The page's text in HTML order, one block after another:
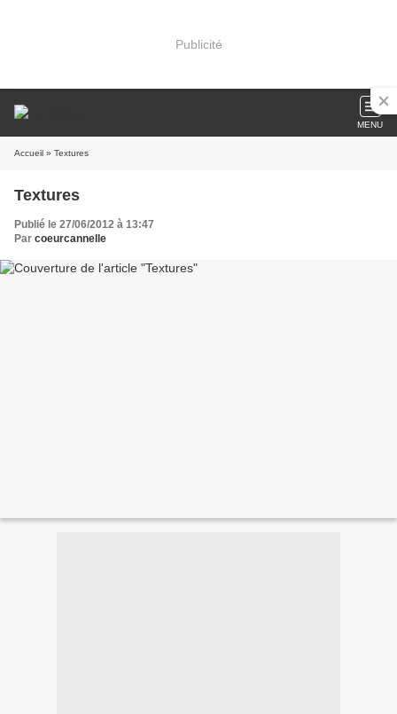
Publicité
MENU
Accueil » Textures
Textures
Publié le 27/06/2012 à 13:47
Par coeurcannelle